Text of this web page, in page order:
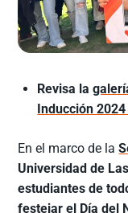
Revisa la
Inducción
En el marco de la
Universidad de
estudiantes de
festejar el Día del